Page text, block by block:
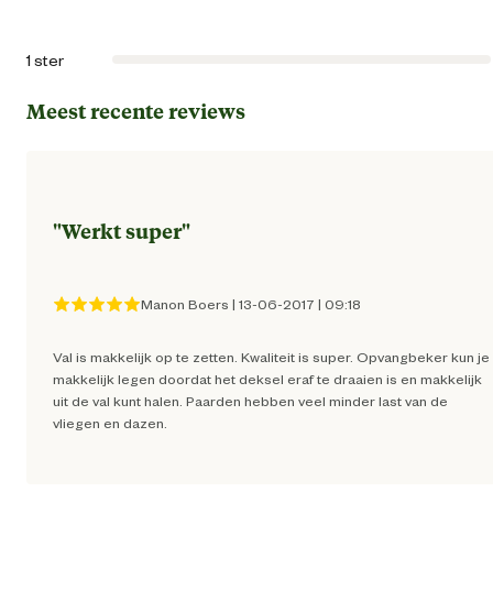
1 ster
Meest recente reviews
"Werkt super"
Manon Boers | 13-06-2017 | 09:18
Val is makkelijk op te zetten. Kwaliteit is super. Opvangbeker kun je
makkelijk legen doordat het deksel eraf te draaien is en makkelijk
uit de val kunt halen. Paarden hebben veel minder last van de
vliegen en dazen.